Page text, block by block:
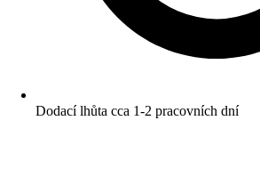
Dodací lhůta cca 1-2 pracovních dní